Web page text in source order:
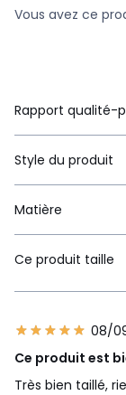
Vous avez ce
Rapport qualité-
Style du produit
Matière
Ce produit taille
08/
Ce produit est
Très bien taillé,